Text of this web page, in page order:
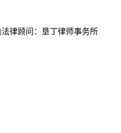
|法律顾问：垦丁律师事务所